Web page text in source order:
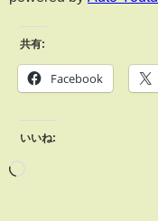
共有:
Facebook
いいね: